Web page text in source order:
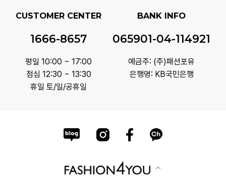
CUSTOMER CENTER
1666-8657
평일 10:00 ~ 17:00
점심 12:30 ~ 13:30
휴일 토/일/공휴일
BANK INFO
065901-04-114921
예금주: (주)패션포유
은행명: KB국민은행